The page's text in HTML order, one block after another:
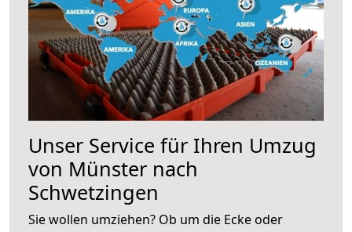
Unser Service für Ihren Umzug
von Münster nach
Schwetzingen
Sie wollen umziehen? Ob um die Ecke oder